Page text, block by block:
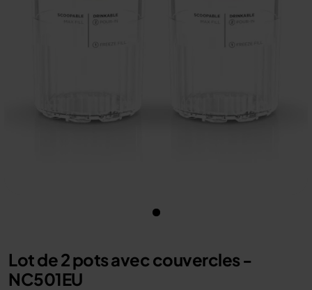
Lot de 2 pots avec couvercles -
NC501EU